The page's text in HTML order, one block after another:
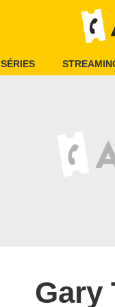
SÉRIES
Gary